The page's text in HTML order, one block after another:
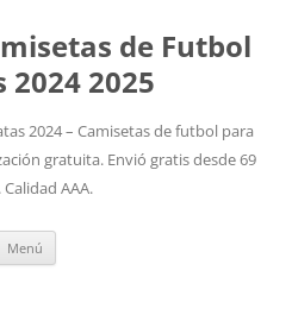
de Futbol
2024 2025
2024 – Camisetas de futbol para
gratuita. Envió gratis desde 69
AAA.
Menú